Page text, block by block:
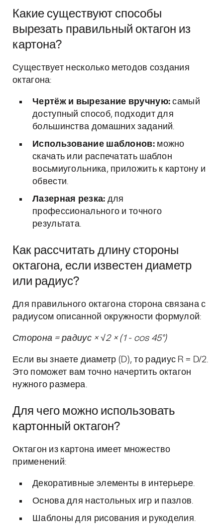
Какие существуют способы
вырезать правильный октагон из
картона?
Существует несколько методов создания
октагона:
Чертёж и вырезание вручную: самый
доступный способ, подходит для
большинства домашних заданий.
Использование шаблонов:можно
скачать или распечатать шаблон
восьмиугольника, приложить к картону и
обвести.
Лазерная резка: для
профессионального и точного
результата.
Как рассчитать длину стороны
октагона, если известен диаметр
или радиус?
Для правильного октагона сторона связана с
радиусом описанной окружности формулой:
Сторона = радиус × √2 × (1 - cos 45°)
Если вы знаете диаметр (D), то радиус R = D/2.
Это поможет вам точно начертить октагон
нужного размера.
Для чего можно использовать
картонный октагон?
Октагон из картона имеет множество
применений:
Декоративные элементы в интерьере.
Основа для настольных игр и пазлов.
Шаблоны для рисования и рукоделия.